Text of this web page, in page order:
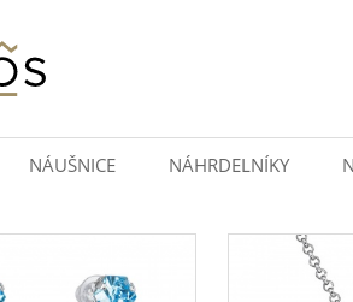
NÁUŠNICE NÁHRDELNÍKY